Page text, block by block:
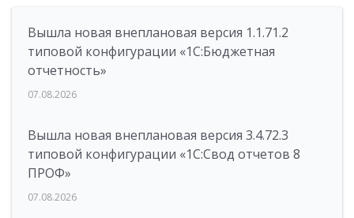
Вышла новая внеплановая версия 1.1.71.2
типовой конфигурации «1C:Бюджетная
отчетность»
07.08.2026
Вышла новая внеплановая версия 3.4.72.3
типовой конфигурации «1C:Свод отчетов 8
ПРОФ»
07.08.2026